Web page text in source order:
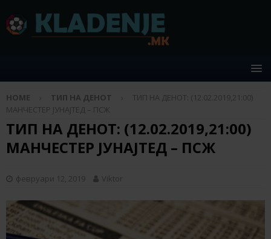
HOME ТИП НА ДЕНОТ
ТИП НА ДЕНОТ: (12.02.2019,21:00)
МАНЧЕСТЕР ЈУНАЈТЕД – ПСЖ
ТИП НА ДЕНОТ: (12.02.2019,21:00)
МАНЧЕСТЕР ЈУНАЈТЕД – ПСЖ
февруари 12, 2019 Viktor